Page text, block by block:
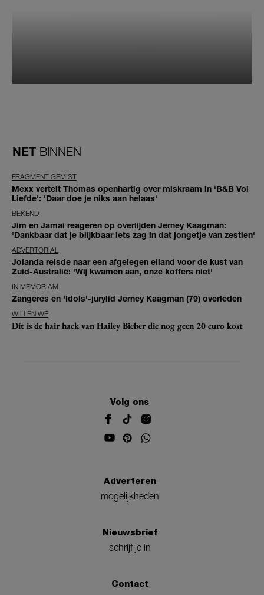
NET BINNEN
FRAGMENT GEMIST
Mexx vertelt Thomas openhartig over miskraam in 'B&B Vol
Liefde': 'Daar doe je niks aan helaas'
BEKEND
Jim en Jamai reageren op overlijden Jerney Kaagman:
'Dankbaar dat je blijkbaar iets zag in dat jongetje van zestien'
ADVERTORIAL
Jolanda reisde naar een afgelegen eiland voor de kust van
Zuid-Australië: 'Wij kwamen aan, onze koffers niet'
IN MEMORIAM
Zangeres en 'Idols'-jurylid Jerney Kaagman (79) overleden
WILLEN WE
Dít is de hair hack van Hailey Bieber die nog geen 20 euro kost
Volg ons
Adverteren
mogelijkheden
Nieuwsbrief
schrijf je in
Contact